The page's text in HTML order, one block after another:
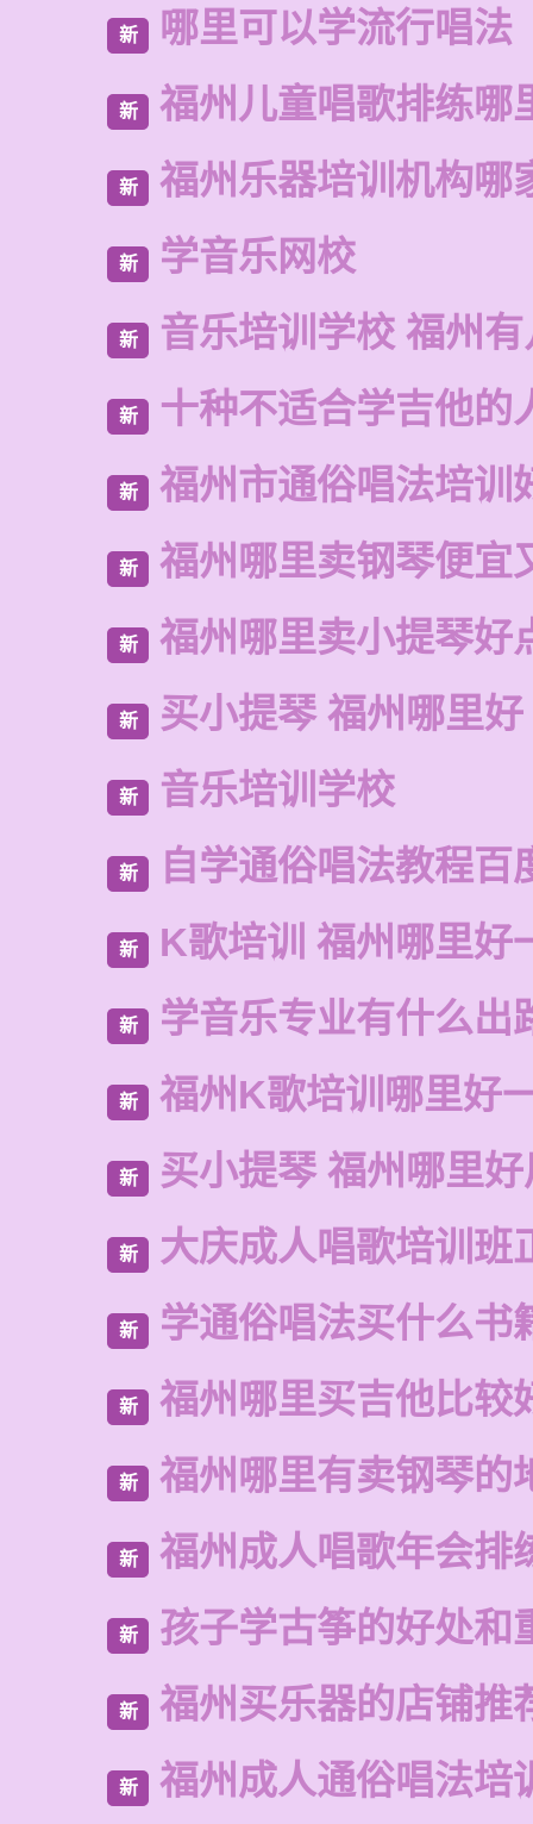
新 哪里可以学流行唱法
新 福州儿童唱歌排练哪
新 福州乐器培训机构哪
新 学音乐网校
新 音乐培训学校 福州
新 十种不适合学吉他的
新 福州市通俗唱法培训
新 福州哪里卖钢琴便宜
新 福州哪里卖小提琴好
新 买小提琴 福州哪里好
新 音乐培训学校
新 自学通俗唱法教程百
新 K歌培训 福州哪里好
新 学音乐专业有什么出
新 福州K歌培训哪里好
新 买小提琴 福州哪里
新 大庆成人唱歌培训班
新 学通俗唱法买什么书
新 福州哪里买吉他比较
新 福州哪里有卖钢琴的
新 福州成人唱歌年会排
新 孩子学古筝的好处和
新 福州买乐器的店铺推
新 福州成人通俗唱法培